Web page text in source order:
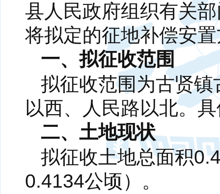
县人民政府组织有关
将拟定的征地补偿安
一、拟征收范围
拟征收范围为古贤
以西、人民路以北。
二、土地现状
拟征收土地总面积
0.4134公顷）。